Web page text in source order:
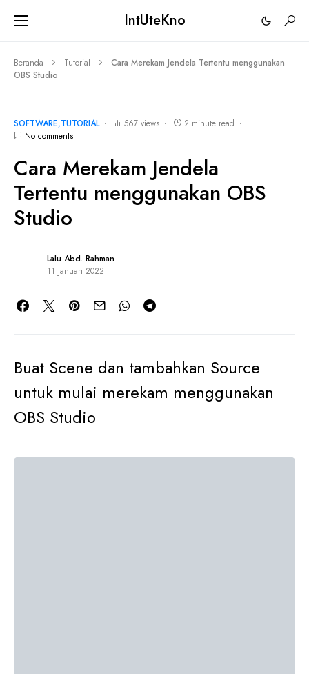
IntUteKno
Beranda Tutorial
Cara Merekam Jendela Tertentu menggunakan
OBS Studio
SOFTWARE TUTORIAL 567 views
2 minute read
No comments
Cara Merekam Jendela
Tertentu menggunakan OBS
Studio
Lalu Abd. Rahman
11 Januari 2022
Buat Scene dan tambahkan Source
untuk mulai merekam menggunakan
OBS Studio